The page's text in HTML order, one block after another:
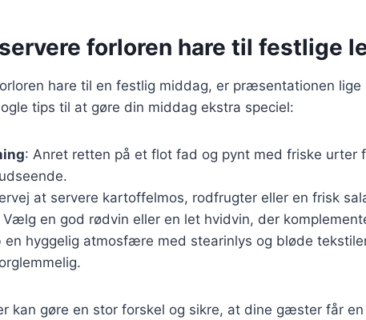
forloren hare til festlige
hare til en festlig middag, er præsentationen lige
tips til at gøre din middag ekstra speciel:
: Anret retten på et flot fad og pynt med friske urter
at servere kartoffelmos, rodfrugter eller en frisk
Vælg en god rødvin eller en let hvidvin, der
en hyggelig atmosfære med stearinlys og bløde
kan gøre en stor forskel og sikre, at dine gæster får